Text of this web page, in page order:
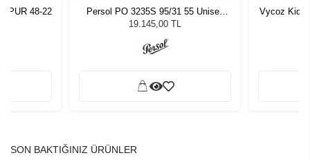
48-22
Persol PO 3235S 95/31 55 Unisex
Güneş Gözlüğü
19.145,00 TL
Vycoz Kids
SON BAKTIĞINIZ ÜRÜNLER